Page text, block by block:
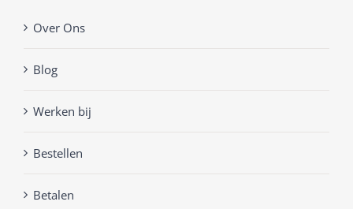
Over Ons
Blog
Werken bij
Bestellen
Betalen